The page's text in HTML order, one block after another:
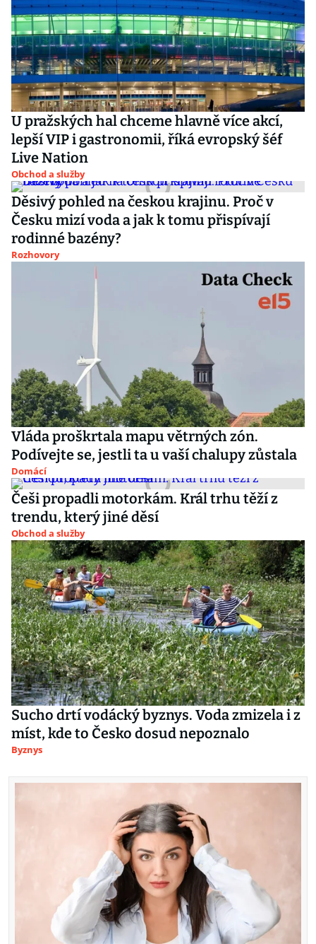
U pražských hal chceme hlavně více akcí,
lepší VIP i gastronomii, říká evropský šéf
Live Nation
Obchod a služby
Děsivý pohled na českou krajinu. Proč v
Česku mizí voda a jak k tomu přispívají
rodinné bazény?
Rozhovory
Vláda proškrtala mapu větrných zón.
Podívejte se, jestli ta u vaší chalupy zůstala
Domácí
Češi propadli motorkám. Král trhu těží z
trendu, který jiné děsí
Obchod a služby
Sucho drtí vodácký byznys. Voda zmizela i z
míst, kde to Česko dosud nepoznalo
Byznys